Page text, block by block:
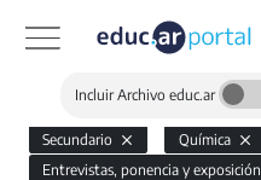
Incluir Archivo educ.ar
Secundario
Química
Entrevistas, ponencia y exposición